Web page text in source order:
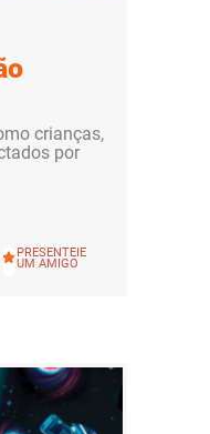
crianças,
por
PRESENTEIE
UM AMIGO